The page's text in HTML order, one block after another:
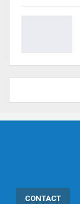
CONTACT